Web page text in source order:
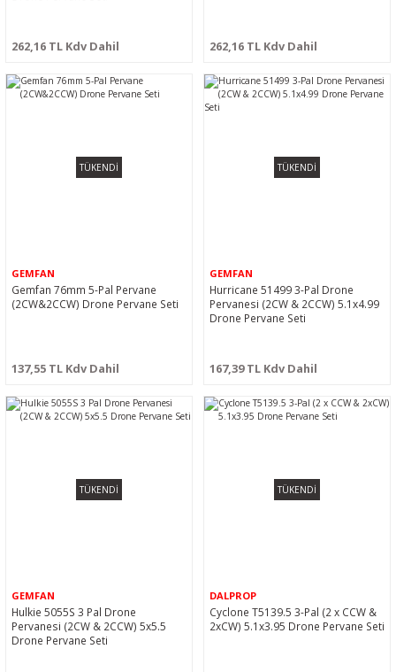
262,16 TL Kdv Dahil 262,16 TL Kdv Dahil
TÜKENDİ
GEMFAN
Gemfan 76mm 5-Pal Pervane
(2CW&2CCW) Drone Pervane Seti
137,55 TL Kdv Dahil
TÜKENDİ
GEMFAN
Hurricane 51499 3-Pal Drone
Pervanesi (2CW & 2CCW) 5.1x4.99
Drone Pervane Seti
167,39 TL Kdv Dahil
TÜKENDİ
GEMFAN
Hulkie 5055S 3 Pal Drone
Pervanesi (2CW & 2CCW) 5x5.5
Drone Pervane Seti
TÜKENDİ
DALPROP
Cyclone T5139.5 3-Pal (2 x CCW &
2xCW) 5.1x3.95 Drone Pervane Seti